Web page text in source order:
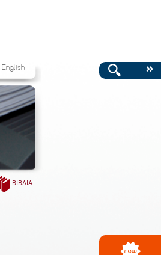
English
ΒΙΒΛΊΑ